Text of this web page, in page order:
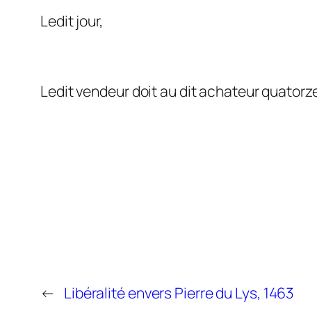
Ledit jour,
Ledit vendeur doit au dit achateur
← Libéralité envers Pierre du Lys, 1463